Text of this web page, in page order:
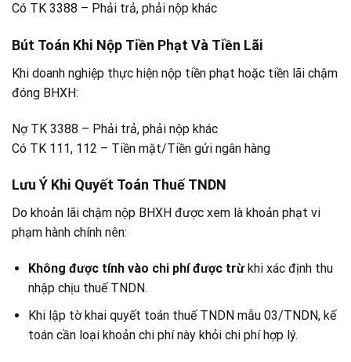
Có TK 3388 – Phải trả, phải nộp khác
Bút Toán Khi Nộp Tiền Phạt Và Tiền Lãi
Khi doanh nghiệp thực hiện nộp tiền phạt hoặc tiền lãi chậm
đóng BHXH:
Nợ TK 3388 – Phải trả, phải nộp khác
Có TK 111, 112 – Tiền mặt/Tiền gửi ngân hàng
Lưu Ý Khi Quyết Toán Thuế TNDN
Do khoản lãi chậm nộp BHXH được xem là khoản phạt vi
phạm hành chính nên:
Không được tính vào chi phí được trừkhi xác định thu
nhập chịu thuế TNDN.
Khi lập tờ khai quyết toán thuế TNDN mẫu 03/TNDN, kế
toán cần loại khoản chi phí này khỏi chi phí hợp lý.